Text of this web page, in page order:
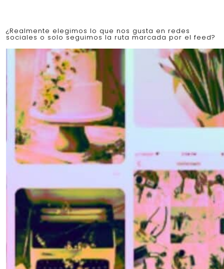
¿Realmente elegimos lo que nos gusta en redes
sociales o solo seguimos la ruta marcada por el feed?